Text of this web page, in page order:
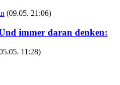
(09.05. 21:06)
immer daran denken:
11:28)